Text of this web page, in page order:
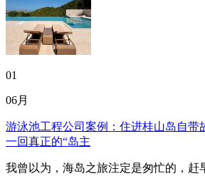
01
06月
游泳池工程公司案例：住进桂山岛自带
一回真正的“岛主
我曾以为，海岛之旅注定是匆忙的，赶